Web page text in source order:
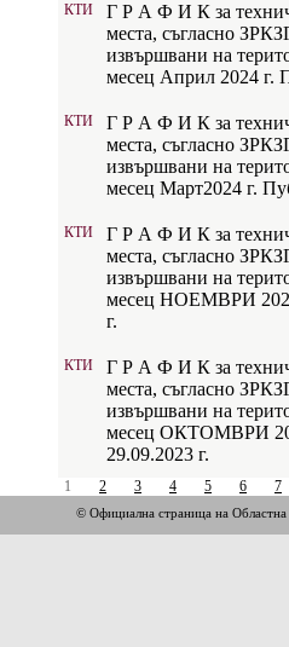
КТИ
Г Р А Ф И К за
места, съгласно
извършвани на
месец Април 2024 г.
КТИ
Г Р А Ф И К за
места, съгласно
извършвани на
месец Март2024 г.
КТИ
Г Р А Ф И К за
места, съгласно
извършвани на
месец НОЕМВРИ
г.
КТИ
Г Р А Ф И К за
места, съгласно
извършвани на
месец ОКТОМВРИ
29.09.2023 г.
1 2 3 4 5 6 7
© Официална страница на